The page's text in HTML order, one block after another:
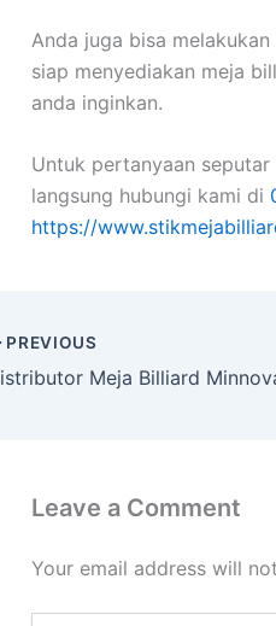
Anda juga bisa
siap menyediakan meja
anda inginkan.
Untuk pertanyaan
langsung hubungi kami di
https://
PREVIOUS
Leave a Comment
Your email address will